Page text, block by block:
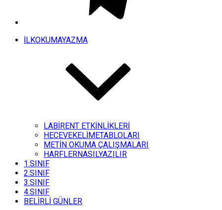
İLKOKUMAYAZMA
LABİRENT ETKİNLİKLERİ
HECEVEKELİMETABLOLARI
METİN OKUMA ÇALIŞMALARI
HARFLERNASILYAZILIR
1.SINIF
2.SINIF
3.SINIF
4.SINIF
BELİRLİ GÜNLER